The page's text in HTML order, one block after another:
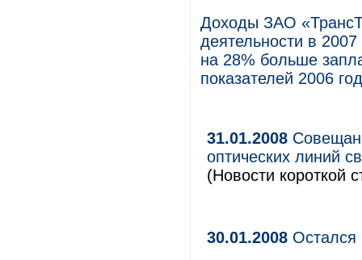
Доходы ЗАО
деятельности в
на 28% больше
показателей 2006
31.01.2008
оптических линий
(Новости короткой
30.01.2008 Остался